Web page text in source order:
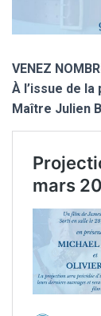
VENEZ
À l’issue de
Maître Julien